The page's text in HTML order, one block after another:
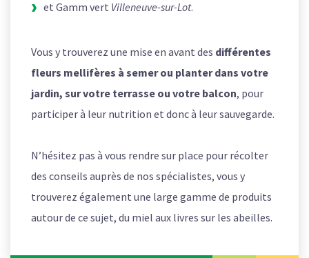
et Gamm vert Villeneuve-sur-Lot.
Vous y trouverez une mise en avant des différentes
fleurs mellifères à semer ou planter dans votre
jardin, sur votre terrasse ou votre balcon, pour
participer à leur nutrition et donc à leur sauvegarde.
N’hésitez pas à vous rendre sur place pour récolter
des conseils auprès de nos spécialistes, vous y
trouverez également une large gamme de produits
autour de ce sujet, du miel aux livres sur les abeilles.